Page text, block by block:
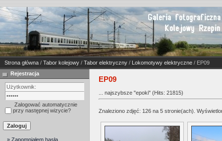
Strona główna / Tabor kolejowy / Tabor elektryczny / Lokomotywy elektryczne / EP09
Rejestracja
Zalogować automatycznie
przy następnej wizycie?
» Zapomniałem hasła
EP09
... najszybsze "epoki" (Hits: 21815)
Znaleziono zdjęć: 126 na 5 stronie(ach).